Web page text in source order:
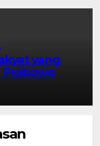
yang
Prabowo